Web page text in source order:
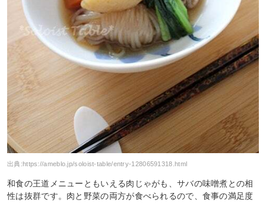
出典: https://ameblo.jp/soloist-table/entry-12806591318.html
和食の王道メニューともいえる肉じゃがも、サバの味噌煮との相
性は抜群です。肉と野菜の両方が食べられるので、食事の満足度